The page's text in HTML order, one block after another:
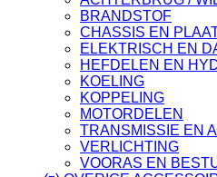
BRANDSTOF
CHASSIS EN
ELEKTRISCH EN
HEFDELEN EN
KOELING
KOPPELING
MOTORDELEN
TRANSMISSIE EN
VERLICHTING
VOORAS EN